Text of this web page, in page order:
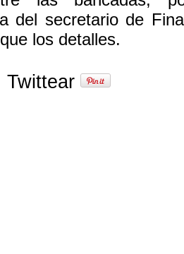
del secretario de
los detalles.
Twittear